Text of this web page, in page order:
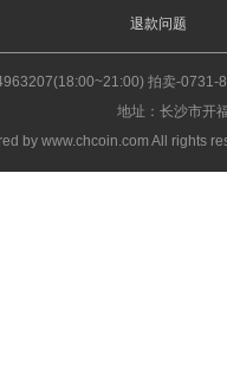
退款问题
拍卖-
地址：长沙市开
by www.chcoin.com All rights